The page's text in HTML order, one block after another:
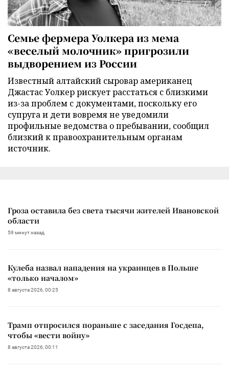
Семье фермера Уолкера из мема
«веселый молочник» пригрозили
выдворением из России
Известный алтайский сыровар американец
Джастас Уолкер рискует расстаться с близкими
из-за проблем с документами, поскольку его
супруга и дети вовремя не уведомили
профильные ведомства о пребывании, сообщил
близкий к правоохранительным органам
источник.
Гроза оставила без света тысячи жителей Ивановской
области
59 минут назад
Кулеба назвал нападения на украинцев в Польше
«только началом»
8 августа 2026, 00:25
Трамп отпросился пораньше с заседания Госдепа,
чтобы «вести войну»
8 августа 2026, 00:11